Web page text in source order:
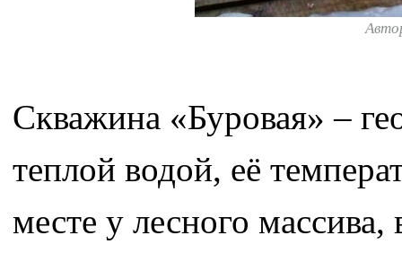
Скважина «Буровая» –
теплой водой, её
месте у лесного